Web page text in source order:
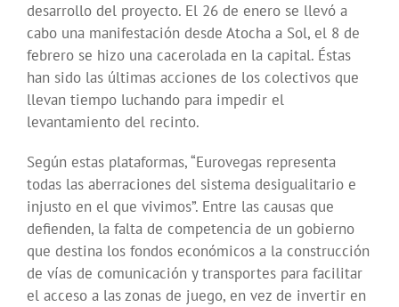
desarrollo del proyecto. El 26 de enero se llevó a
cabo una manifestación desde Atocha a Sol, el 8 de
febrero se hizo una cacerolada en la capital. Éstas
han sido las últimas acciones de los colectivos que
llevan tiempo luchando para impedir el
levantamiento del recinto.
Según estas plataformas, “Eurovegas representa
todas las aberraciones del sistema desigualitario e
injusto en el que vivimos”. Entre las causas que
defienden, la falta de competencia de un gobierno
que destina los fondos económicos a la construcción
de vías de comunicación y transportes para facilitar
el acceso a las zonas de juego, en vez de invertir en